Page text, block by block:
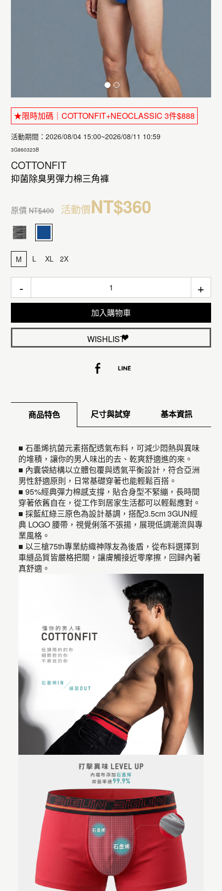
★限時加碼｜COTTONFIT+NEOCLASSIC 3件$888
活動期間：2026/08/04 15:00~2026/08/11 10:59
3G860323B
COTTONFIT
抑菌除臭男彈力棉三角褲
原價NT$400 活動價NT$360
M L XL 2X
- +
加入購物車
WISHLIST
商品特色 尺寸與試穿 基本資訊
■ 石墨烯抗菌元素搭配透氣布料，可減少悶熱與異味
的堆積，讓你的男人味出的去、乾爽舒適進的來。
■ 內囊袋結構以立體包覆與透氣平衡設計，符合亞洲
男性舒適原則，日常基礎穿著也能輕鬆百搭。
■ 95%經典彈力棉感支撐，貼合身型不緊繃，長時間
穿著依舊自在，從工作到居家生活都可以輕鬆應對。
■ 採藍紅綠三原色為設計基調，搭配3.5cm 3GUN經
典 LOGO 腰帶，視覺俐落不張揚，展現低調潮流與專
業風格。
■ 以三槍75th專業紡織神隊友為後盾，從布料選擇到
車縫品質皆嚴格把關，讓膚觸接近零摩擦，回歸內著
真舒適。